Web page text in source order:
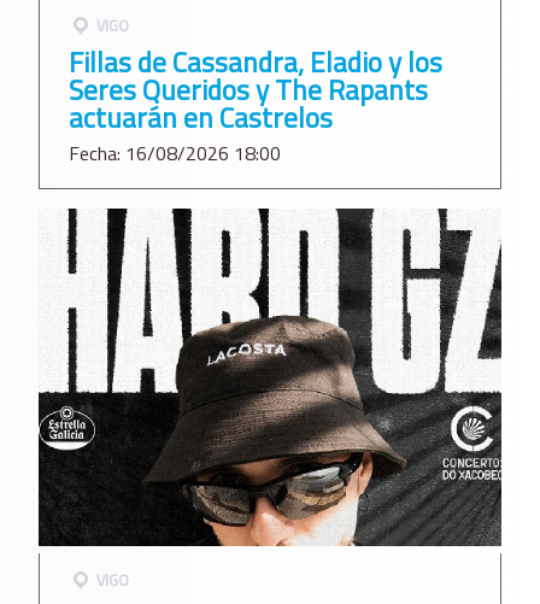
VIGO
Fillas de Cassandra, Eladio y los
Seres Queridos y The Rapants
actuarán en Castrelos
Fecha: 16/08/2026 18:00
VIGO